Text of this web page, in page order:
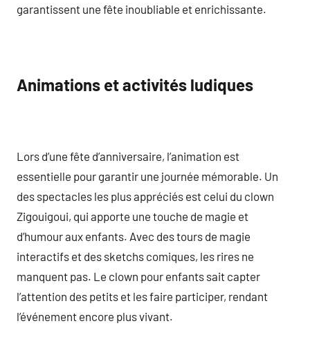
garantissent une fête inoubliable et enrichissante.
Animations et activités ludiques
Lors d’une fête d’anniversaire, l’animation est
essentielle pour garantir une journée mémorable. Un
des spectacles les plus appréciés est celui du clown
Zigouigoui, qui apporte une touche de magie et
d’humour aux enfants. Avec des tours de magie
interactifs et des sketchs comiques, les rires ne
manquent pas. Le clown pour enfants sait capter
l’attention des petits et les faire participer, rendant
l’événement encore plus vivant.